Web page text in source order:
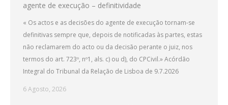
agente de execução – definitividade
« Os actos e as decisões do agente de execução tornam-se
definitivas sempre que, depois de notificadas às partes, estas
não reclamarem do acto ou da decisão perante o juiz, nos
termos do art. 723º, nº1, als. c) ou d), do CPCivil.» Acórdão
Integral do Tribunal da Relação de Lisboa de 9.7.2026
6 Agosto, 2026